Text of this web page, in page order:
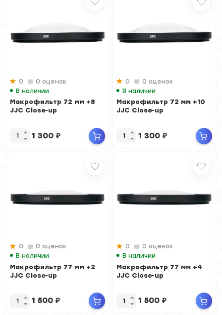
0
0 оценок
В наличии
Макрофильтр 72 мм +8
JJC Close-up
1 300 ₽
0
0 оценок
В наличии
Макрофильтр 72 мм +10
JJC Close-up
1 300 ₽
0
0 оценок
В наличии
Макрофильтр 77 мм +2
JJC Close-up
1 500 ₽
0
0 оценок
В наличии
Макрофильтр 77 мм +4
JJC Close-up
1 500 ₽